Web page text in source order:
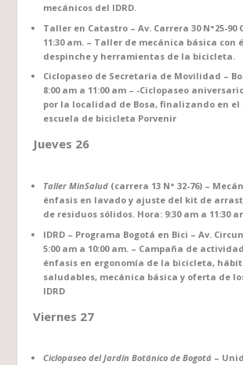
mecánicos del IDRD.
Taller en Catastro – Av. Carrera 30 N°25-90
11:30 am. – Taller de mecánica básica con
despinche y herramientas de la bicicleta.
Ciclopaseo de Secretaria de Movilidad –
8:00 am a 11:00 am – -Ciclopaseo
por la localidad de Bosa, finalizando en el
escuela de bicicleta Porvenir
Jueves 26
Taller MinSalud(carrera 13 N° 32-76) –
énfasis en lavado y ajuste del kit de
de residuos sólidos. Hora: 9:30 am a 11:30
IDRD – Programa Bogotá en Bici – Av.
5:00 am a 10:00 am. – Campaña de
énfasis en ergonomía de la bicicleta,
saludables, mecánica básica y oferta de
IDRD
Viernes 27
Ciclopaseo del Jardín Botánico de Bogotá–